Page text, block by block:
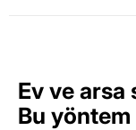
Ev ve arsa
Bu